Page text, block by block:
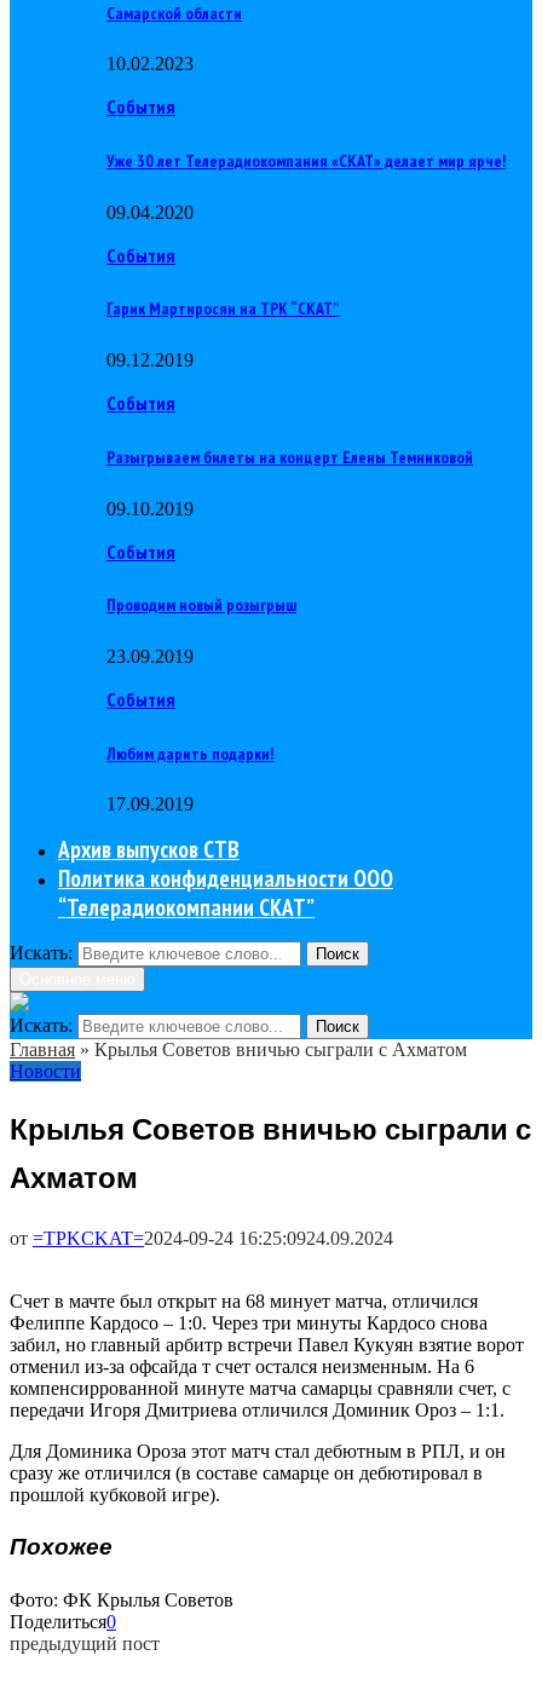
Самарской области
10.02.2023
События
Уже 30 лет Телерадиокомпания «СКАТ» делает мир ярче!
09.04.2020
События
Гарик Мартиросян на ТРК “СКАТ”
09.12.2019
События
Разыгрываем билеты на концерт Елены Темниковой
09.10.2019
События
Проводим новый розыгрыш
23.09.2019
События
Любим дарить подарки!
17.09.2019
Архив выпусков СТВ
Политика конфиденциальности ООО
“Телерадиокомпании СКАТ”
Искать:
Поиск
Искать: Поиск
Главная » Крылья Советов вничью сыграли с Ахматом
Новости
Крылья Советов вничью сыграли с
Ахматом
от =TPKCKAT=2024-09-24 16:25:0924.09.2024
Счет в мачте был открыт на 68 минует матча, отличился
Фелиппе Кардосо – 1:0. Через три минуты Кардосо снова
забил, но главный арбитр встречи Павел Кукуян взятие ворот
отменил из-за офсайда т счет остался неизменным. На 6
компенсиррованной минуте матча самарцы сравняли счет, с
передачи Игоря Дмитриева отличился Доминик Ороз – 1:1.
Для Доминика Ороза этот матч стал дебютным в РПЛ, и он
сразу же отличился (в составе самарце он дебютировал в
прошлой кубковой игре).
Похожее
Фото: ФК Крылья Советов
Поделиться0
предыдущий пост